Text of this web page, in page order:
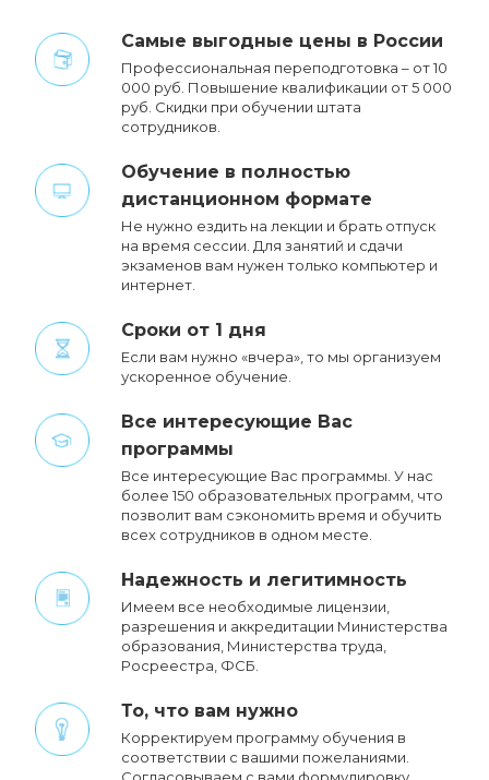
Cамые выгодные цены в России
Профессиональная переподготовка – от 10
000 руб. Повышение квалификации от 5 000
руб. Cкидки при обучении штата
сотрудников.
Обучение в полностью
дистанционном формате
Не нужно ездить на лекции и брать отпуск
на время сессии. Для занятий и сдачи
экзаменов вам нужен только компьютер и
интернет.
Сроки от 1 дня
Если вам нужно «вчера», то мы организуем
ускоренное обучение.
Все интересующие Вас
программы
Все интересующие Вас программы. У нас
более 150 образовательных программ, что
позволит вам сэкономить время и обучить
всех сотрудников в одном месте.
Надежность и легитимность
Имеем все необходимые лицензии,
разрешения и аккредитации Министерства
образования, Министерства труда,
Росреестра, ФСБ.
То, что вам нужно
Корректируем программу обучения в
соответствии с вашими пожеланиями.